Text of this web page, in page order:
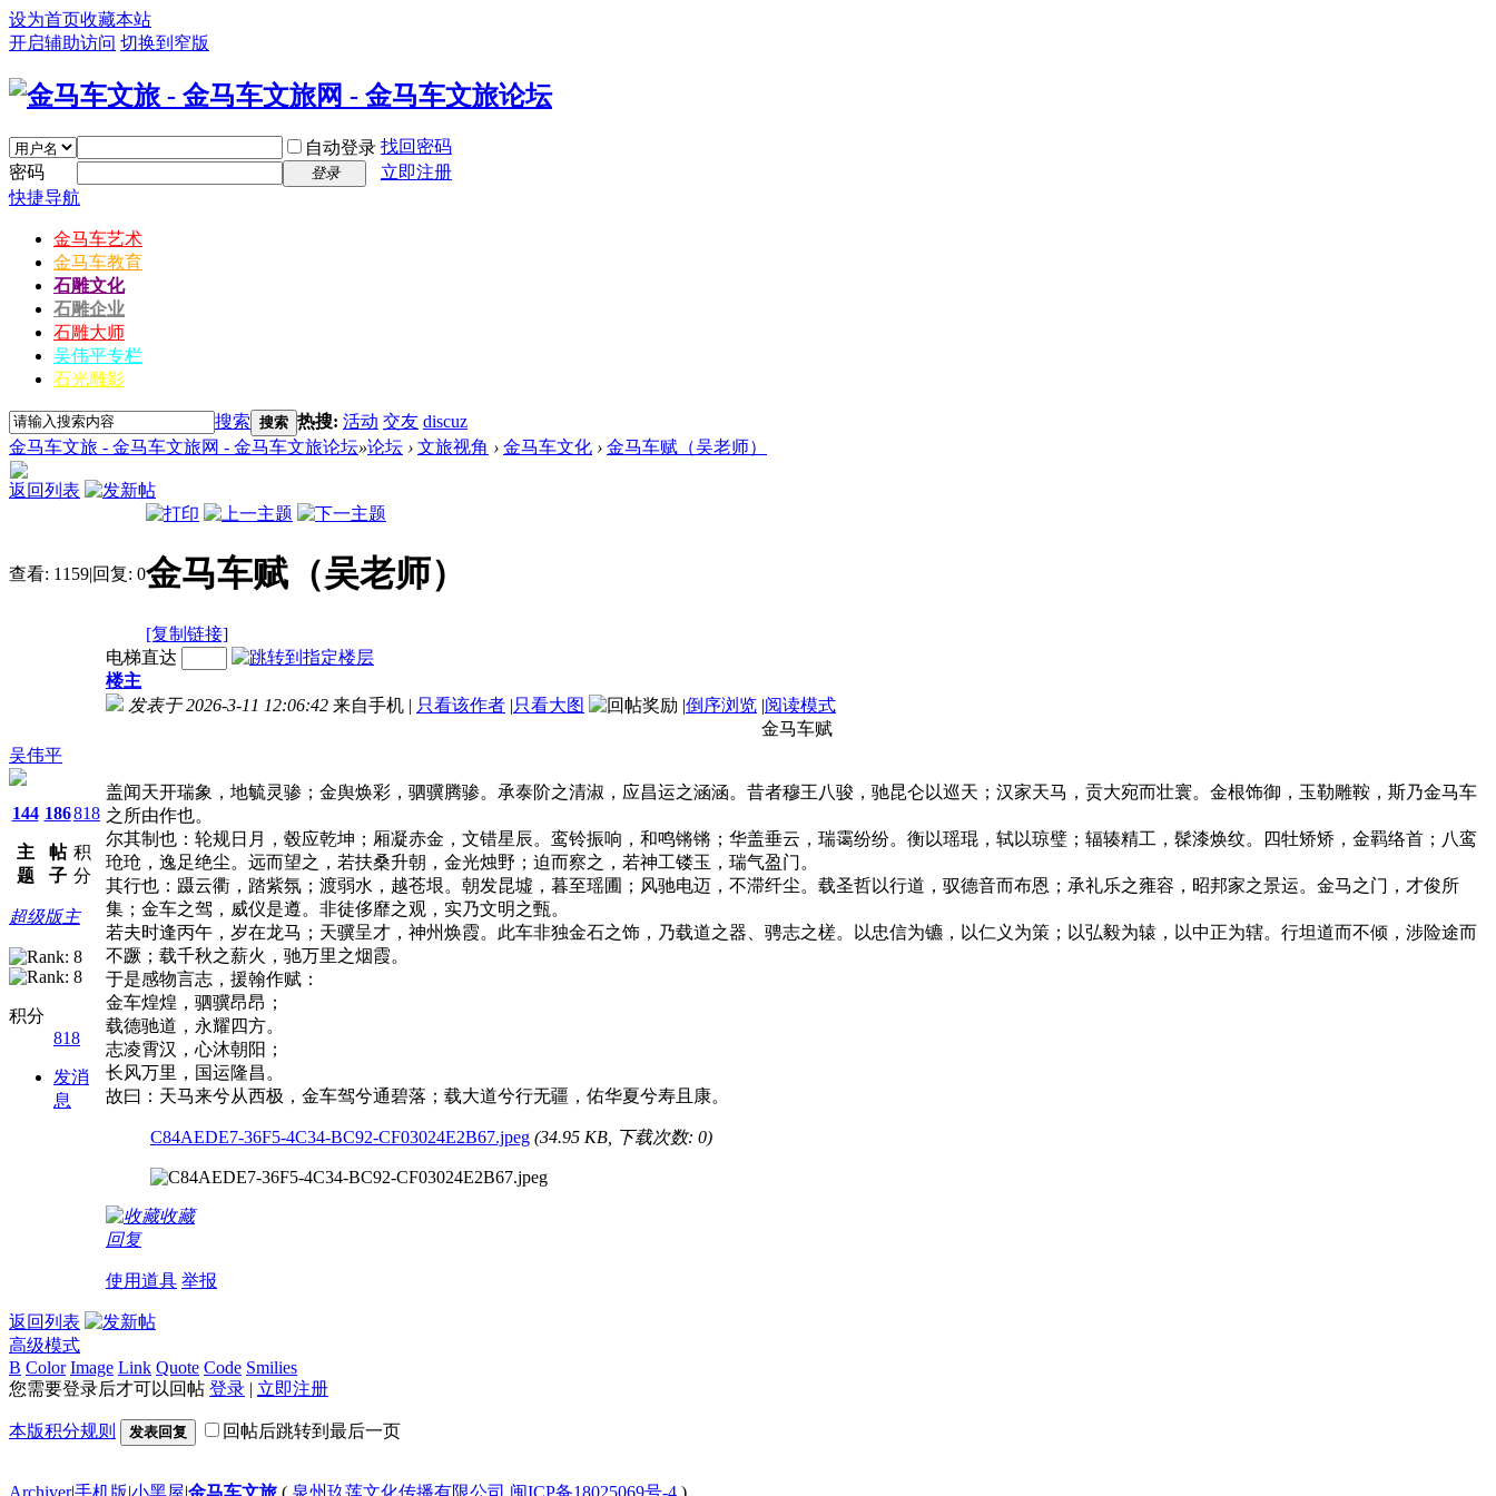
设为首页收藏本站
开启辅助访问 切换到窄版
自动登录 找回密码
密码
登录
立即注册
快捷导航
金马车艺术
金马车教育
石雕文化
石雕企业
石雕大师
吴伟平专栏
石光雕影
搜索 搜索 热搜: 活动 交友 discuz
金马车文旅 - 金马车文旅网 - 金马车文旅论坛»论坛 › 文旅视角 › 金马车文化 › 金马车赋（吴老师）
返回列表
查看: 1159|回复: 0金马车赋（吴老师）
[复制链接]
吴伟平
144
主
题
186
帖
子
818
积
分
超级版主
积分
818
发消
息
电梯直达
楼主
发表于 2026-3-11 12:06:42 来自手机 | 只看该作者 |只看大图 |倒序浏览 |阅读模式
金马车赋
盖闻天开瑞象，地毓灵骖；金舆焕彩，驷骥腾骖。承泰阶之清淑，应昌运之涵涵。昔者穆王八骏，驰昆仑以巡天；汉家天马，贡大宛而壮寰。金根饰御，玉勒雕鞍，斯乃金马车
之所由作也。
尔其制也：轮规日月，毂应乾坤；厢凝赤金，文错星辰。鸾铃振响，和鸣锵锵；华盖垂云，瑞霭纷纷。衡以瑶琨，轼以琼璧；辐辏精工，髹漆焕纹。四牡矫矫，金羁络首；八鸾
玱玱，逸足绝尘。远而望之，若扶桑升朝，金光烛野；迫而察之，若神工镂玉，瑞气盈门。
其行也：蹑云衢，踏紫氛；渡弱水，越苍垠。朝发昆墟，暮至瑶圃；风驰电迈，不滞纤尘。载圣哲以行道，驭德音而布恩；承礼乐之雍容，昭邦家之景运。金马之门，才俊所
集；金车之驾，威仪是遵。非徒侈靡之观，实乃文明之甄。
若夫时逢丙午，岁在龙马；天骥呈才，神州焕霞。此车非独金石之饰，乃载道之器、骋志之槎。以忠信为镳，以仁义为策；以弘毅为辕，以中正为辖。行坦道而不倾，涉险途而
不蹶；载千秋之薪火，驰万里之烟霞。
于是感物言志，援翰作赋：
金车煌煌，驷骥昂昂；
载德驰道，永耀四方。
志凌霄汉，心沐朝阳；
长风万里，国运隆昌。
故曰：天马来兮从西极，金车驾兮通碧落；载大道兮行无疆，佑华夏兮寿且康。
C84AEDE7-36F5-4C34-BC92-CF03024E2B67.jpeg (34.95 KB, 下载次数: 0)
收藏
回复
使用道具 举报
返回列表
高级模式
B Color Image Link Quote Code Smilies
您需要登录后才可以回帖 登录 | 立即注册
本版积分规则 发表回复 回帖后跳转到最后一页
Archiver|手机版|小黑屋|金马车文旅 ( 泉州玖莲文化传播有限公司 闽ICP备18025069号-4 )